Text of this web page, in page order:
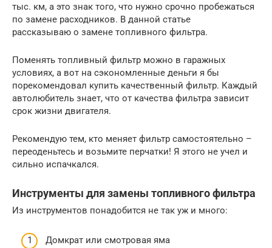
тыс. км, а это знак того, что нужно срочно пробежаться
по замене расходников. В данной статье
рассказываю о замене топливного фильтра.
Поменять топливный фильтр можно в гаражных
условиях, а вот на сэкономленные деньги я бы
порекомендовал купить качественный фильтр. Каждый
автолюбитель знает, что от качества фильтра зависит
срок жизни двигателя.
Рекомендую тем, кто меняет фильтр самостоятельно –
переоденьтесь и возьмите перчатки! Я этого не учел и
сильно испачкался.
Инструменты для замены топливного фильтра
Из инструментов понадобится не так уж и много:
Домкрат или смотровая яма